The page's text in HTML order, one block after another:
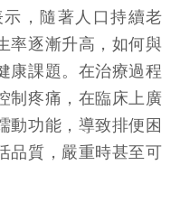
，隨著人口持續老
率逐漸升高，如何與
康課題。在治療過程
制疼痛，在臨床上廣
動功能，導致排便困
品質，嚴重時甚至可